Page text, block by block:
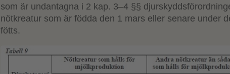
som är undantagna i 2 kap. 3–4 §§
nötkreatur som är födda den 1 mars eller senare under
fötts.